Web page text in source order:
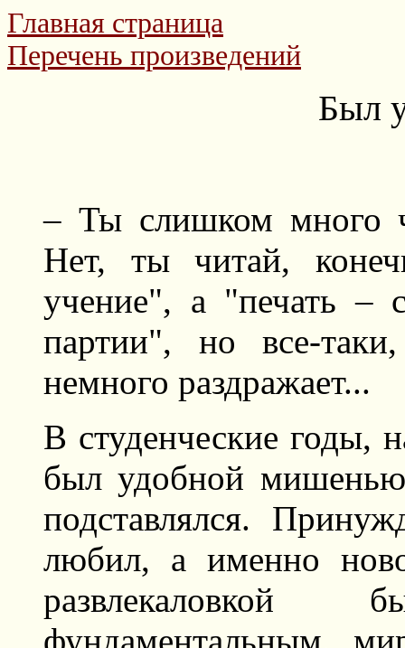
Главная страница
Перечень произведений
Был
– Ты слишком много
Нет, ты читай,
учение", а "печать –
партии", но все-
немного раздражает...
В студенческие годы,
был удобной
подставлялся.
любил, а именно